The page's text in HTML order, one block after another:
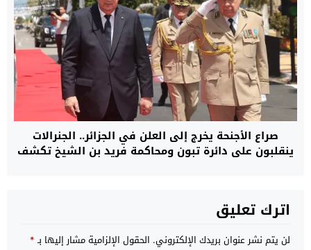
صراع الأجنحة يخرج إلى العلن في الجزائر.. الجنرالات
ينقلبون على دائرة تبون ومحاكمة فريد بن الشيخ تكشف
اترك تعليق
لن يتم نشر عنوان بريدك الإلكتروني. الحقول الإلزامية مشار إليها بـ*